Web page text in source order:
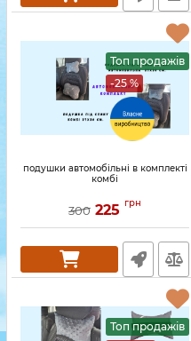
Топ продажів
-25 %
подушки автомобільні в комплекті
комбі
300 225 грн
Топ продажів